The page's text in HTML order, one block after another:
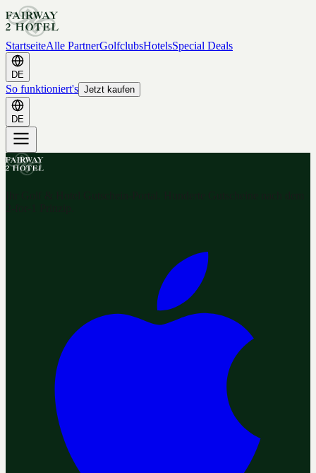
StartseiteAlle PartnerGolfclubsHotelsSpecial Deals
DE
So funktioniert's Jetzt kaufen
DE